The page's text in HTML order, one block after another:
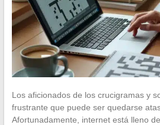
Los aficionados de los crucigramas y
frustrante que puede ser quedarse
Afortunadamente, internet está lleno